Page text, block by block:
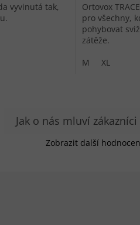
vyvinutá tak,
Ortovox
pro všechny,
pohybovat
zátěže.
M
XL
Zobrazit další